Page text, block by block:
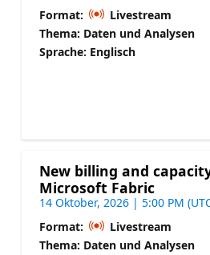
Format:
Livestream
Thema: Daten und Analysen
Sprache: Englisch
New billing and
Microsoft Fabric
14 Oktober, 2026 | 5:00 PM
Format:
Livestream
Thema: Daten und Analysen